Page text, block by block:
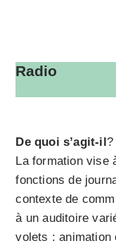
Radio
De quoi s’agit-il?
La formation vise
fonctions de
contexte de
à un auditoire
volets : animation